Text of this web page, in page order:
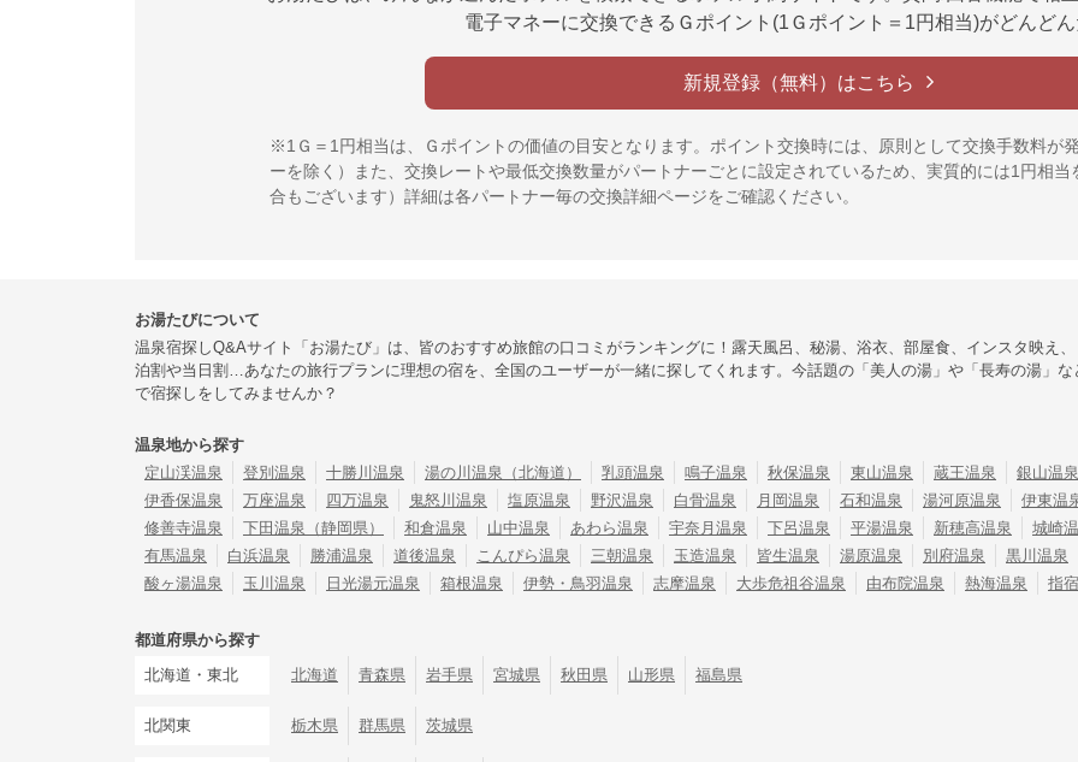
電子マネーに交換できるＧポイント(1Ｇポイント＝1円相当)がどんど
新規登録（無料）はこちら
※1Ｇ＝1円相当は、Ｇポイントの価値の目安となります。ポイント交換時には、原則として交換手数料が
ーを除く）また、交換レートや最低交換数量がパートナーごとに設定されているため、実質的には1円相
合もございます）詳細は各パートナー毎の交換詳細ページをご確認ください。
お湯たびについて
温泉宿探しQ&Aサイト「お湯たび」は、皆のおすすめ旅館の口コミがランキングに！露天風呂、秘湯、浴衣、部屋食、インスタ映え
泊割や当日割…あなたの旅行プランに理想の宿を、全国のユーザーが一緒に探してくれます。今話題の「美人の湯」や「長寿の湯」な
で宿探しをしてみませんか？
温泉地から探す
定山渓温泉
登別温泉 十勝川温泉 湯の川温泉（北海道） 乳頭温泉 鳴子温泉 秋保温泉 東山温泉 蔵王温泉
銀山温泉
伊香保温泉
万座温泉 四万温泉 鬼怒川温泉 塩原温泉 野沢温泉 白骨温泉 月岡温泉 石和温泉 湯河原温泉
伊東温
修善寺温泉
下田温泉（静岡県） 和倉温泉 山中温泉 あわら温泉 宇奈月温泉 下呂温泉 平湯温泉 新穂高温泉
城崎
有馬温泉
白浜温泉 勝浦温泉 道後温泉 こんぴら温泉 三朝温泉 玉造温泉 皆生温泉 湯原温泉 別府温泉
黒川温泉
酸ヶ湯温泉
玉川温泉 日光湯元温泉 箱根温泉 伊勢・鳥羽温泉 志摩温泉 大歩危祖谷温泉 由布院温泉 熱海温泉 指
都道府県から探す
北海道・東北
北海道 青森県 岩手県 宮城県 秋田県 山形県 福島県
北関東 栃木県 群馬県 茨城県